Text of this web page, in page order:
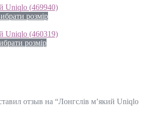
Uniqlo (469940)
розмір
Uniqlo (460319)
розмір
отзыв на “Лонгслів м’який Uniqlo